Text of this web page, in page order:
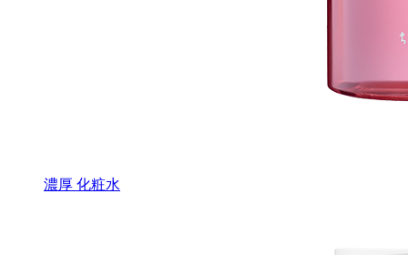
濃厚 化粧水